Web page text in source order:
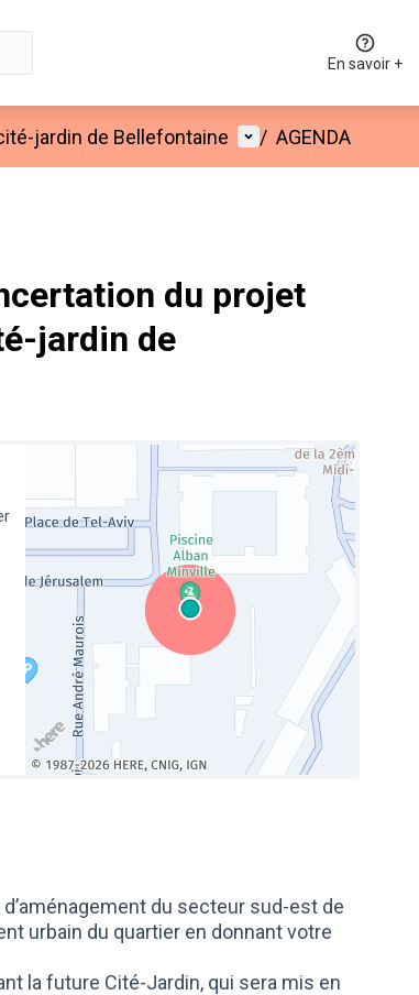
En savoir +
jardin de Bellefontaine Menu utilisateur
/ AGENDA
du projet
jardin de
du secteur sud-est de
urbain du quartier en donnant votre
la future Cité-Jardin, qui sera mis en